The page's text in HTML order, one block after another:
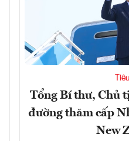
Tổng Bí thư, Chủ
đường thăm cấp
New